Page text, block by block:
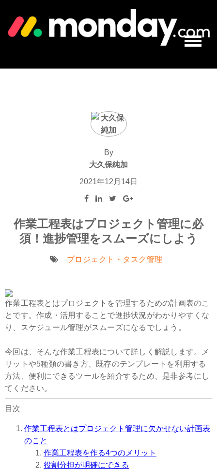
By
大久保純加
2021年12月14日
作業工程表はプロジェクト管理に必
須！進捗管理をスムーズにしよう
プロジェクト・タスク管理
作業工程表とはプロジェクトを管理するための計画表のこ
とです。作成・活用することで進捗状況がわかりやすくな
り、スケジュール管理がスムーズになるでしょう。
今回は、そんな作業工程表について詳しく解説します。メ
リットや5種類の書き方、既存のテンプレートを利用する
方法、便利にできるツールを紹介するため、是非参考にし
てください。
目次
作業工程表とはプロジェクト管理に欠かせない計画表
のこと
作業工程表を作る4つのメリット
役割分担が明確にできる